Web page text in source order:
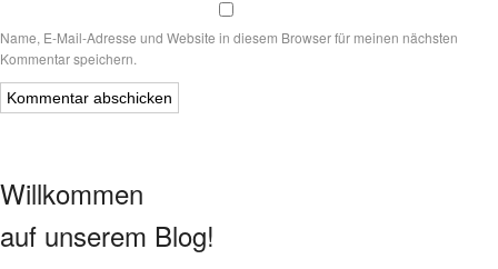
Name, E-Mail-Adresse und Website in diesem Browser für meinen nächsten
Kommentar speichern.
Willkommen
auf unserem Blog!